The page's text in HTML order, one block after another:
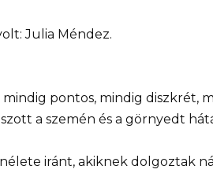
Julia Méndez.
pontos, mindig diszkrét,
a szemén és a görnyedt
iránt, akiknek dolgoztak